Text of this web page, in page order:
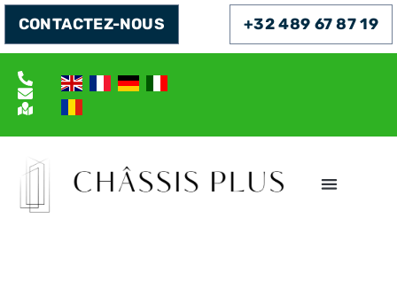
CONTACTEZ-NOUS +32 489 67 87 19